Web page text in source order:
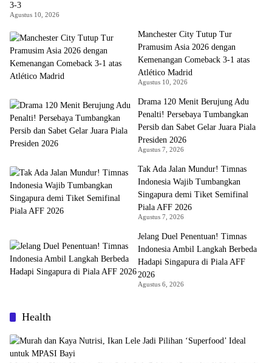
3-3
Agustus 10, 2026
Manchester City Tutup Tur
Pramusim Asia 2026 dengan
Kemenangan Comeback 3-1 atas
Atlético Madrid
Agustus 10, 2026
Drama 120 Menit Berujung Adu
Penalti! Persebaya Tumbangkan
Persib dan Sabet Gelar Juara Piala
Presiden 2026
Agustus 7, 2026
Tak Ada Jalan Mundur! Timnas
Indonesia Wajib Tumbangkan
Singapura demi Tiket Semifinal
Piala AFF 2026
Agustus 7, 2026
Jelang Duel Penentuan! Timnas
Indonesia Ambil Langkah Berbeda
Hadapi Singapura di Piala AFF
2026
Agustus 6, 2026
Health